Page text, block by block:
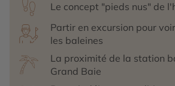
Le concept "pieds nus" de
Partir en excursion pour
les baleines
La proximité de la station
Grand Baie